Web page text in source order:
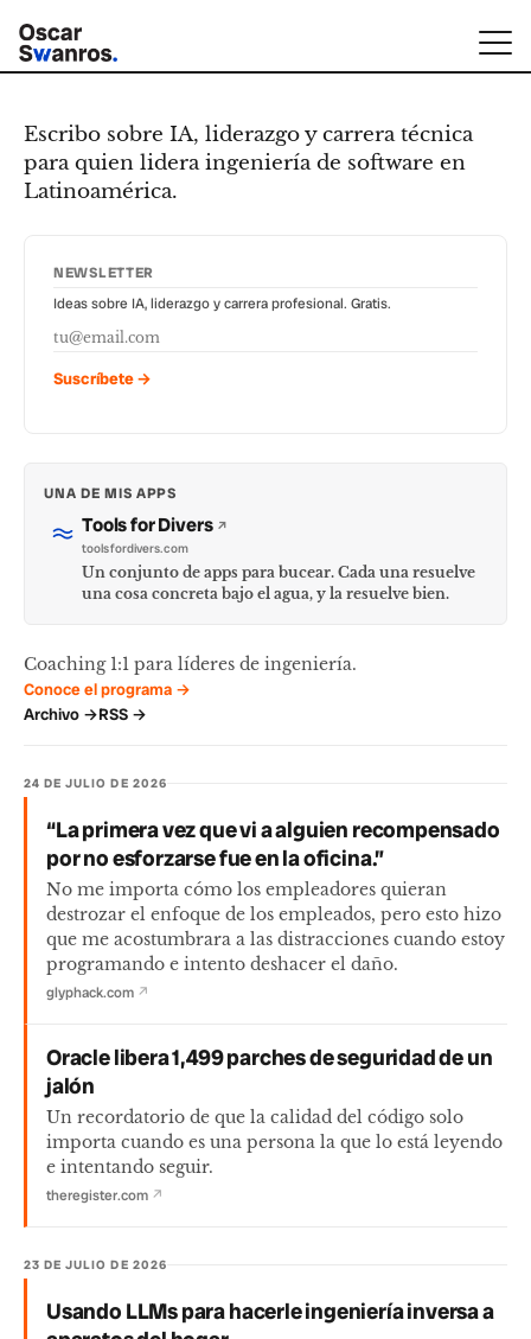
Escribo sobre IA, liderazgo y carrera técnica
para quien lidera ingeniería de software en
Latinoamérica.
24 DE JULIO DE 2026
“La primera vez que vi a alguien recompensado
por no esforzarse fue en la oficina.”
No me importa cómo los empleadores quieran
destrozar el enfoque de los empleados, pero esto hizo
que me acostumbrara a las distracciones cuando estoy
programando e intento deshacer el daño.
glyphack.com ↗
Oracle libera 1,499 parches de seguridad de un
jalón
Un recordatorio de que la calidad del código solo
importa cuando es una persona la que lo está leyendo
e intentando seguir.
theregister.com ↗
23 DE JULIO DE 2026
Usando LLMs para hacerle ingeniería inversa a
NEWSLETTER
Ideas sobre IA, liderazgo y carrera profesional. Gratis.
Suscríbete →
UNA DE MIS APPS
Tools for Divers ↗
toolsfordivers.com
Un conjunto de apps para bucear. Cada una resuelve
una cosa concreta bajo el agua, y la resuelve bien.
Coaching 1:1 para líderes de ingeniería.
Conoce el programa →
Archivo →RSS →